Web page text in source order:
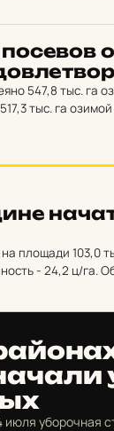
547,8 тыс. га
517,3 тыс. га
площади 103,0
- 24,2 ц/га.
уборочная